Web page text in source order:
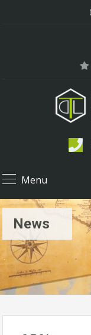
Menu
News